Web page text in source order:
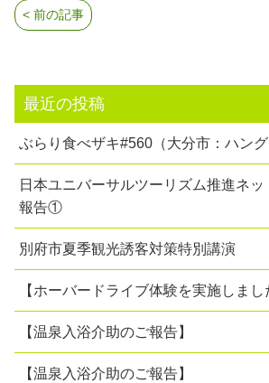
< 前の記事
最近の投稿
ぶらり食べザキ#560（大分市：ハング
日本ユニバーサルツーリズム推進ネ
報告①
別府市夏季観光誘客対策特別講演
【ホーバードライブ体験を実施しまし
【温泉入浴介助のご報告】
【温泉入浴介助のご報告】